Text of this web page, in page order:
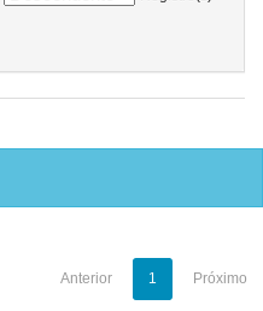
Anterior 1 Próximo